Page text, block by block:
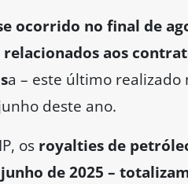
ocorrido no final de
aos
a – este último realizado
deste ano.
os royalties de
de 2025 –